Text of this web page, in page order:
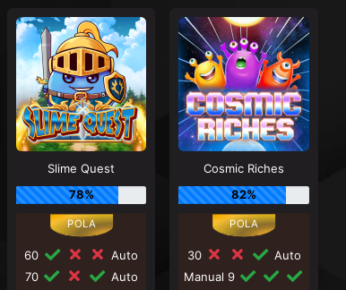
Slime Quest
78%
60
Auto
70
Auto
Cosmic Riches
82%
30
Auto
Manual 9